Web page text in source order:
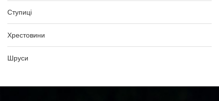
Ступиці
Хрестовини
Шруси